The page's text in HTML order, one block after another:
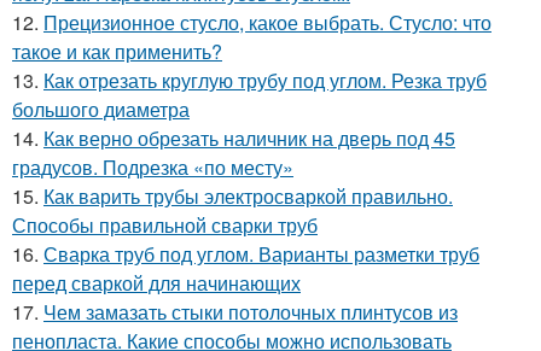
12. Прецизионное стусло, какое выбрать. Стусло: что
такое и как применить?
13. Как отрезать круглую трубу под углом. Резка труб
большого диаметра
14. Как верно обрезать наличник на дверь под 45
градусов. Подрезка «по месту»
15. Как варить трубы электросваркой правильно.
Способы правильной сварки труб
16. Сварка труб под углом. Варианты разметки труб
перед сваркой для начинающих
17. Чем замазать стыки потолочных плинтусов из
пенопласта. Какие способы можно использовать